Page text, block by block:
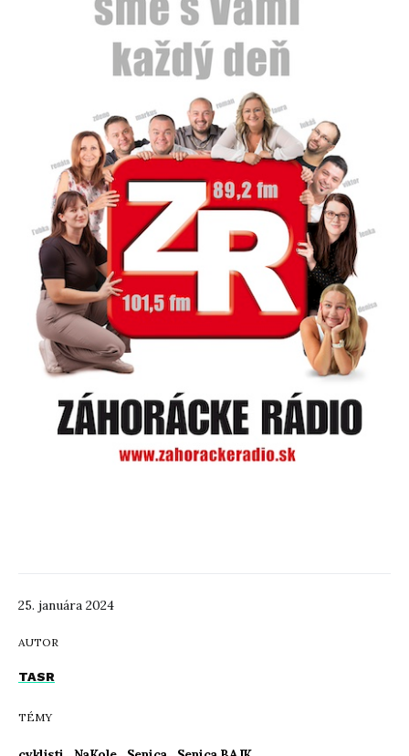
25. januára 2024
AUTOR
TASR
TÉMY